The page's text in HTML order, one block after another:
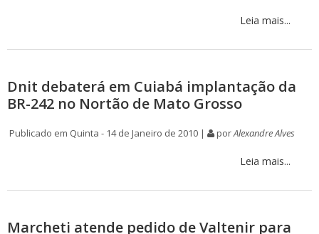
Leia mais...
Dnit debaterá em Cuiabá implantação da
BR-242 no Nortão de Mato Grosso
Publicado em Quinta - 14 de Janeiro de 2010 | porAlexandre Alves
Leia mais...
Marcheti atende pedido de Valtenir para